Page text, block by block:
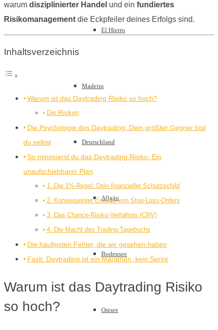
El Hierro
Madeira
Deutschland
Allgäu
Bodensee
Ostsee
warum disziplinierter Handel und ein fundiertes
Risikomanagement die Eckpfeiler deines Erfolgs sind.
Inhaltsverzeichnis
Warum ist das Daytrading Risiko so hoch?
Die Risiken
Die Psychologie des Daytrading: Dein größter Gegner bist
du selbst
So minimierst du das Daytrading Risiko: Ein
unaufschiebbarer Plan
1. Die 1%-Regel: Dein finanzieller Schutzschild
2. Konsequenter Einsatz von Stop-Loss-Orders
3. Das Chance-Risiko-Verhältnis (CRV)
4. Die Macht des Trading-Tagebuchs
Die häufigsten Fehler, die wir gesehen haben
Fazit: Daytrading ist ein Marathon, kein Sprint
Warum ist das Daytrading Risiko
so hoch?